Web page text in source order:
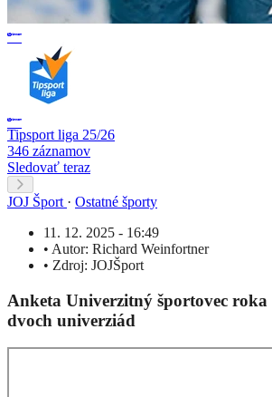
Tipsport liga 25/26
346 záznamov
Sledovať teraz
JOJ Šport · Ostatné športy
11. 12. 2025 - 16:49
• Autor: Richard Weinfortner
• Zdroj: JOJŠport
Anketa Univerzitný športovec
dvoch univerziád